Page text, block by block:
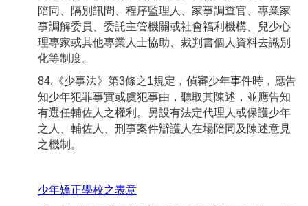
陪同、隔別訊問、程序監理人、家事調查官、專業家
事調解委員、委託主管機關或社會福利機構、兒少心
理專家或其他專業人士協助、裁判書個人資料去識別
化等制度。
84.《少事法》第3條之1規定，偵審少年事件時，應告
知少年犯罪事實或虞犯事由，聽取其陳述，並應告知
有選任輔佐人之權利。另設有法定代理人或保護少年
之人、輔佐人、刑事案件辯護人在場陪同及陳述意見
之機制。
少年矯正學校之表意